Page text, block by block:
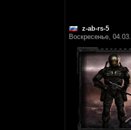
z-ab-rs-5
Воскресенье,